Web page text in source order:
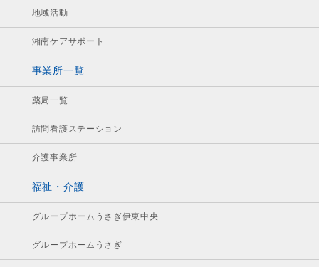
地域活動
湘南ケアサポート
事業所一覧
薬局一覧
訪問看護ステーション
介護事業所
福祉・介護
グループホームうさぎ伊東中央
グループホームうさぎ